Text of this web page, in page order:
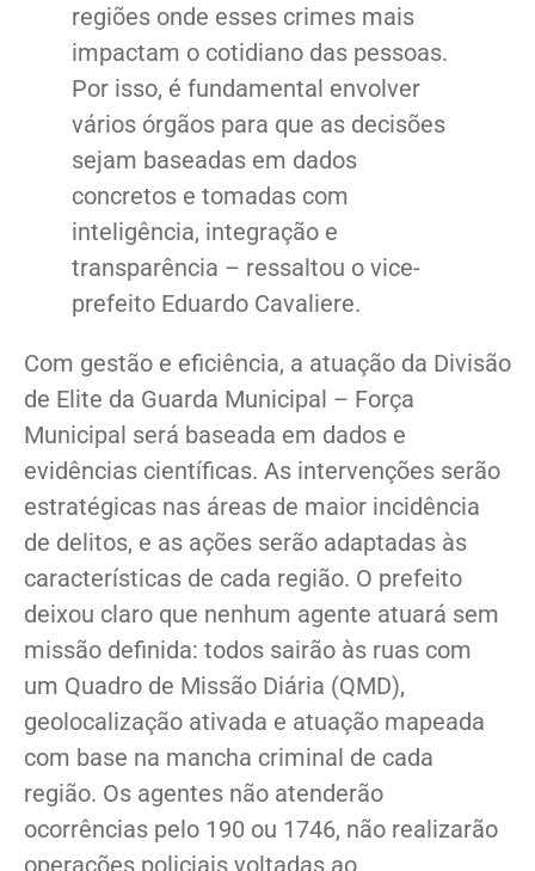
regiões onde esses crimes mais
impactam o cotidiano das pessoas.
Por isso, é fundamental envolver
vários órgãos para que as decisões
sejam baseadas em dados
concretos e tomadas com
inteligência, integração e
transparência – ressaltou o vice-
prefeito Eduardo Cavaliere.
Com gestão e eficiência, a atuação da Divisão
de Elite da Guarda Municipal – Força
Municipal será baseada em dados e
evidências científicas. As intervenções serão
estratégicas nas áreas de maior incidência
de delitos, e as ações serão adaptadas às
características de cada região. O prefeito
deixou claro que nenhum agente atuará sem
missão definida: todos sairão às ruas com
um Quadro de Missão Diária (QMD),
geolocalização ativada e atuação mapeada
com base na mancha criminal de cada
região. Os agentes não atenderão
ocorrências pelo 190 ou 1746, não realizarão
operações policiais voltadas ao